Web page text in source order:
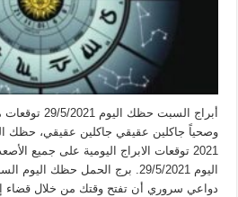
أبراج السبت
2021 توقعات الابراج اليومية على جميع
دواعي سروري أن تفتح وقتك من خلال قضاء